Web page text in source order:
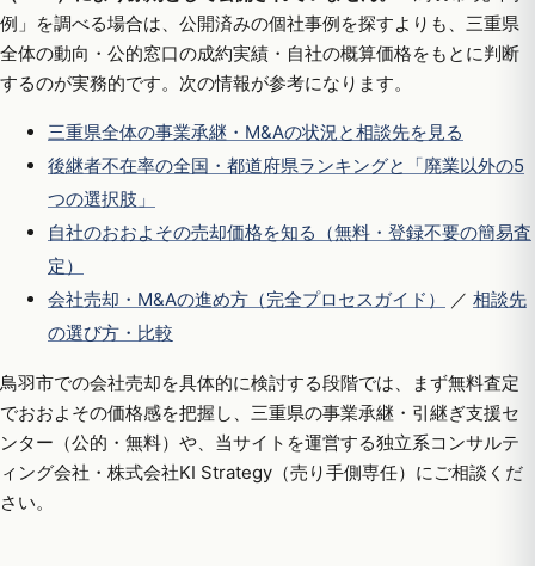
例」を調べる場合は、公開済みの個社事例を探すよりも、三重県
全体の動向・公的窓口の成約実績・自社の概算価格をもとに判断
するのが実務的です。次の情報が参考になります。
三重県全体の事業承継・M&Aの状況と相談先を見る
後継者不在率の全国・都道府県ランキングと「廃業以外の5
つの選択肢」
自社のおおよその売却価格を知る（無料・登録不要の簡易査
定）
会社売却・M&Aの進め方（完全プロセスガイド）
／ 相談先
の選び方・比較
鳥羽市での会社売却を具体的に検討する段階では、まず無料査定
でおおよその価格感を把握し、三重県の事業承継・引継ぎ支援セ
ンター（公的・無料）や、当サイトを運営する独立系コンサルテ
ィング会社・株式会社KI Strategy（売り手側専任）にご相談くだ
さい。